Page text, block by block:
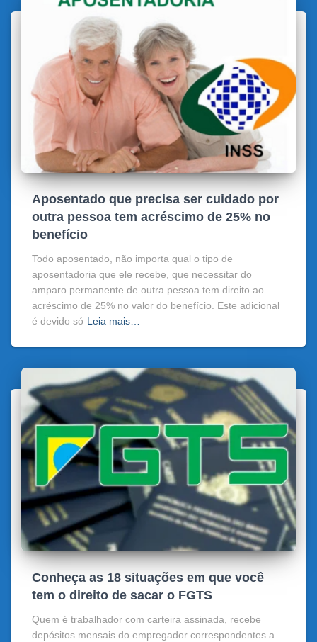
Aposentado que precisa ser cuidado por
outra pessoa tem acréscimo de 25% no
benefício
Todo aposentado, não importa qual o tipo de
aposentadoria que ele recebe, que necessitar do
amparo permanente de outra pessoa tem direito ao
acréscimo de 25% no valor do benefício. Este adicional
é devido só Leia mais…
Conheça as 18 situações em que você
tem o direito de sacar o FGTS
Quem é trabalhador com carteira assinada, recebe
depósitos mensais do empregador correspondentes a